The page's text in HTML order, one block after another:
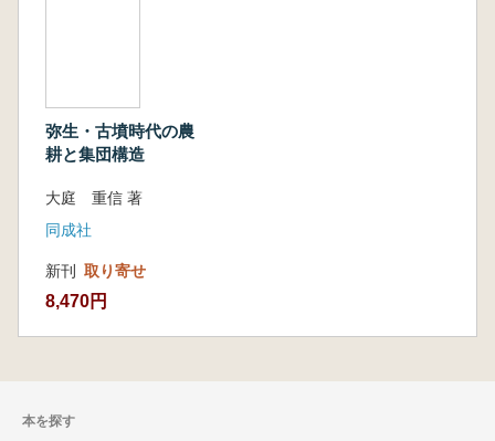
弥生・古墳時代の農
耕と集団構造
大庭 重信 著
同成社
新刊 取り寄せ
8,470円
本を探す